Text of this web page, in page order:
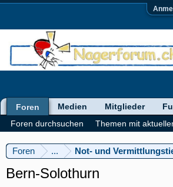
Foren ... Not- und
Bern-Solothurn
Foren
Foren durchsuchen
Themen mit
Medien Mitglieder